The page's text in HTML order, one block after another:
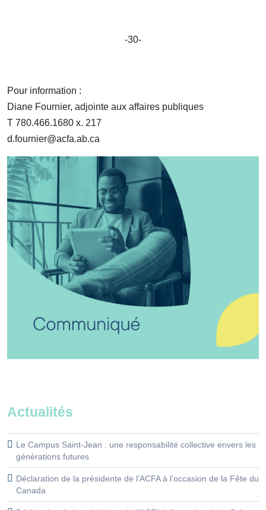
-30-
Pour information :
Diane Fournier, adjointe aux affaires publiques
T 780.466.1680 x. 217
d.fournier@acfa.ab.ca
Actualités
Le Campus Saint-Jean : une responsabilité collective envers les
générations futures
Déclaration de la présidente de l’ACFA à l’occasion de la Fête du
Canada